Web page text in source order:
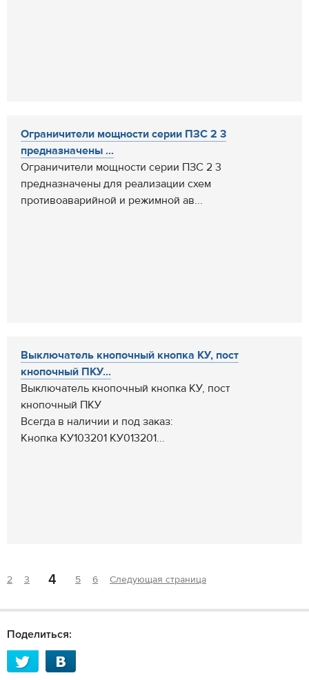
Ограничители мощности серии ПЗС 2 3
предназначены ...
Ограничители мощности серии ПЗС 2 3
предназначены для реализации схем
противоаварийной и режимной ав...
Выключатель кнопочный кнопка КУ, пост
кнопочный ПКУ...
Выключатель кнопочный кнопка КУ, пост
кнопочный ПКУ
Всегда в наличии и под заказ:
Кнопка КУ103201 КУ013201...
2 3 4 5 6 Следующая страница
Поделиться: